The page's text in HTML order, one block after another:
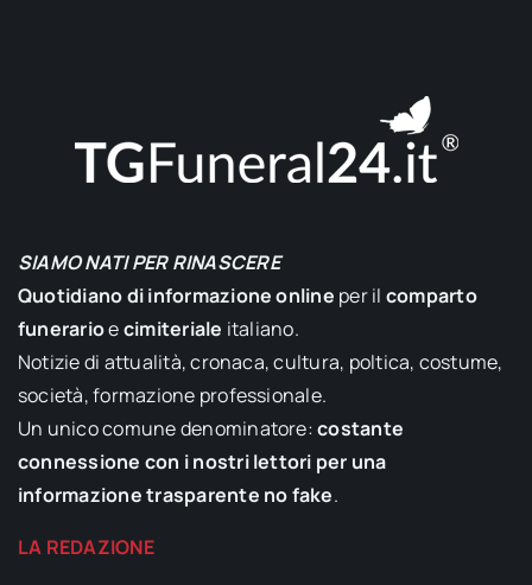
SIAMO NATI PER RINASCERE
Quotidiano di informazione online per il comparto
funerarioecimiteriale italiano.
Notizie di attualità, cronaca, cultura, poltica, costume,
società, formazione professionale.
Un unico comune denominatore:costante
connessione con i nostri lettori per una
informazione trasparente no fake.
LA REDAZIONE